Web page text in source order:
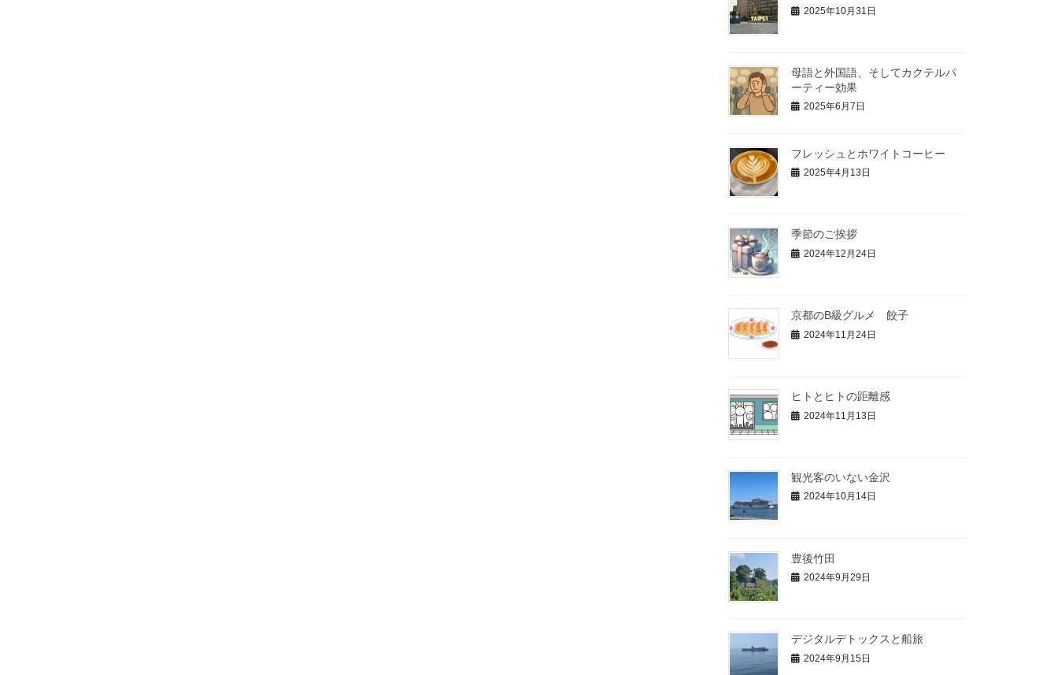
2025年10月31日
母語と外国語、そしてカクテルパ
ーティー効果
2025年6月7日
フレッシュとホワイトコーヒー
2025年4月13日
季節のご挨拶
2024年12月24日
京都のB級グルメ 餃子
2024年11月24日
ヒトとヒトの距離感
2024年11月13日
観光客のいない金沢
2024年10月14日
豊後竹田
2024年9月29日
デジタルデトックスと船旅
2024年9月15日